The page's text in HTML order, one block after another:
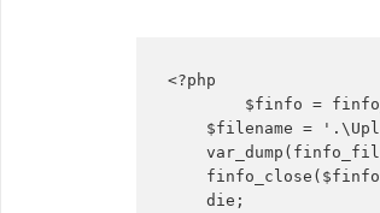
<?php
$filename =
    die;